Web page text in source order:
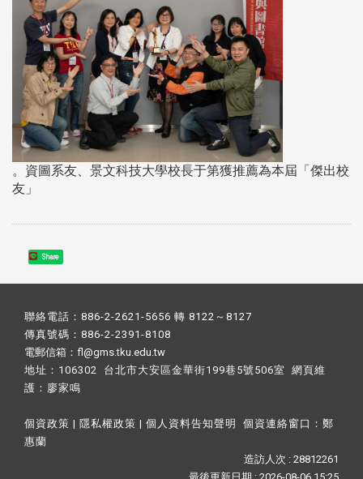
。資圖系友、景文科技大學校長于第獲推薦為本屆「傑出校
友」
Share
聯絡電話：886-2-2621-5656 轉 8122～8127
傳真號碼：886-2-2391-8108
電郵信箱：fl@gms.tku.edu.tw
地址：106302 台北市大安區金華街199巷5號506室 網頁維
護： 廖家鳴​
個資政策 | 隱私權政策 | 個人資料告知聲明 個資連絡窗口： 鄭
惠蘭
造訪人次 : 28812261